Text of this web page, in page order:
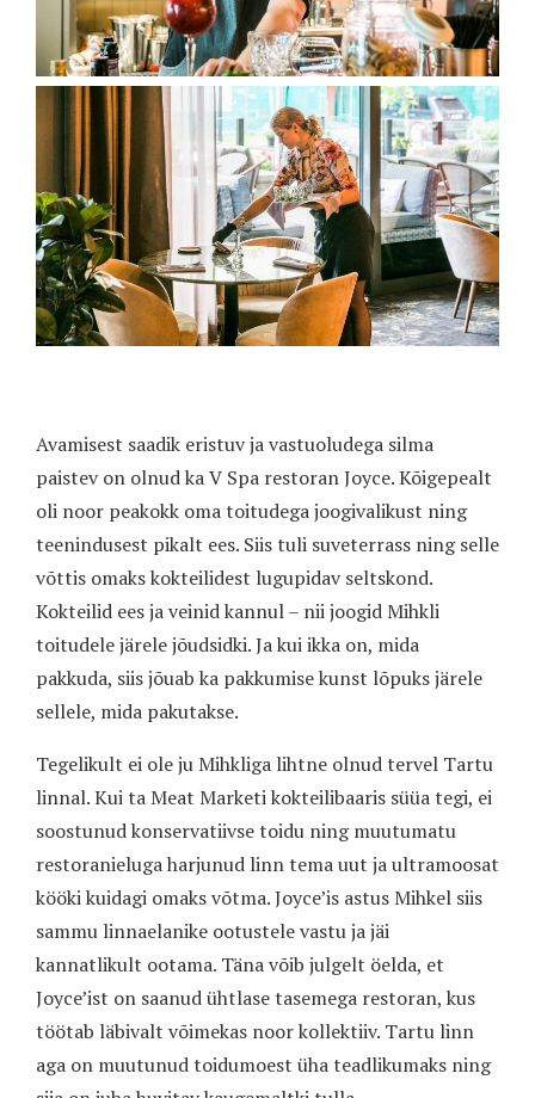
Avamisest saadik eristuv ja vastuoludega silma
paistev on olnud ka V Spa restoran Joyce. Kõigepealt
oli noor peakokk oma toitudega joogivalikust ning
teenindusest pikalt ees. Siis tuli suveterrass ning selle
võttis omaks kokteilidest lugupidav seltskond.
Kokteilid ees ja veinid kannul – nii joogid Mihkli
toitudele järele jõudsidki. Ja kui ikka on, mida
pakkuda, siis jõuab ka pakkumise kunst lõpuks järele
sellele, mida pakutakse.
Tegelikult ei ole ju Mihkliga lihtne olnud tervel Tartu
linnal. Kui ta Meat Marketi kokteilibaaris süüa tegi, ei
soostunud konservatiivse toidu ning muutumatu
restoranieluga harjunud linn tema uut ja ultramoosat
kööki kuidagi omaks võtma. Joyce’is astus Mihkel siis
sammu linnaelanike ootustele vastu ja jäi
kannatlikult ootama. Täna võib julgelt öelda, et
Joyce’ist on saanud ühtlase tasemega restoran, kus
töötab läbivalt võimekas noor kollektiiv. Tartu linn
aga on muutunud toidumoest üha teadlikumaks ning